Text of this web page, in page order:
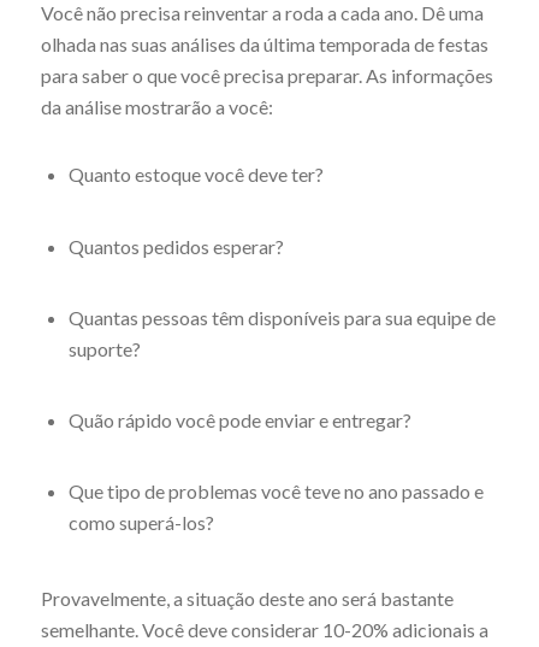
Você não precisa reinventar a roda a cada ano. Dê uma
olhada nas suas análises da última temporada de festas
para saber o que você precisa preparar. As informações
da análise mostrarão a você:
Quanto estoque você deve ter?
Quantos pedidos esperar?
Quantas pessoas têm disponíveis para sua equipe de
suporte?
Quão rápido você pode enviar e entregar?
Que tipo de problemas você teve no ano passado e
como superá-los?
Provavelmente, a situação deste ano será bastante
semelhante. Você deve considerar 10-20% adicionais a